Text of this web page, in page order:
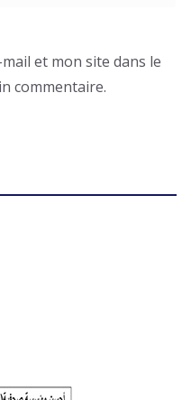
et mon site dans le
commentaire.